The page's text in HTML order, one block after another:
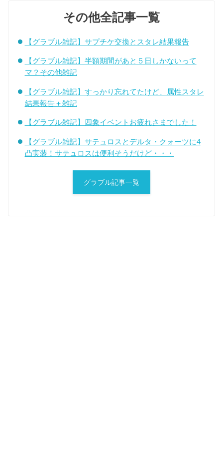
その他全記事一覧
【グラブル雑記】サプチケ交換とスタレ結果報告
【グラブル雑記】半額期間があと５日しかないって
マ？その他雑記
【グラブル雑記】すっかり忘れてたけど、属性スタレ
結果報告＋雑記
【グラブル雑記】四象イベントお疲れさまでした！
【グラブル雑記】サテュロスとデルタ・クォーツに4
凸実装！サテュロスは便利そうだけど・・・
グラブル記事一覧